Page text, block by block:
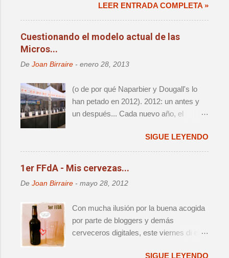
magnitud, que ya forma parte del
calendario anual de actos relevantes. El
cambio de sede significaba un retorno a
reagrupación de las distintas iniciativas
- i.e. Challenge e Innbrew –.
Ingredientes, todos ellos, que hacían que
no se tratara de una mera edición más.
LEER ENTRADA COMPLETA »
Cuestionando el modelo actual de las
Micros...
De Joan Birraire - enero 28, 2013
(o de por qué Naparbier y Dougall's lo
han petado en 2012). 2012: un antes y
un después... Cada nuevo año, el
vuelco, y lo que hasta aquel momento
era válido e indiscutido, de repente
parece por lo menos debatible. Y es que
que acabamos de vivir el destape
cabo de 12 meses vamos a volver a
pensar exactamente lo mismo. No
obstante, voy a mojarme y afirmaré que
SIGUE LEYENDO
1er FFdA - Mis cervezas...
De Joan Birraire - mayo 28, 2012
Con mucha ilusión por la buena acogida
por parte de bloggers y demás
cerveceros digitales, este viernes di el
SIGUE LEYENDO